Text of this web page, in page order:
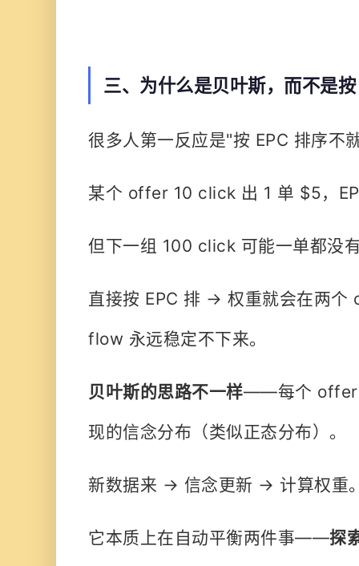
三、为什么是贝叶斯，而不是
很多人第一反应是"按 EPC 排序
某个 offer 10 click 出 1 单 $5，
但下一组 100 click 可能一单都没
直接按 EPC 排 → 权重就会在两个
flow 永远稳定不下来。
贝叶斯的思路不一样——每个 offer
现的信念分布（类似正态分布）。
新数据来 → 信念更新 → 计算权重
它本质上在自动平衡两件事——探